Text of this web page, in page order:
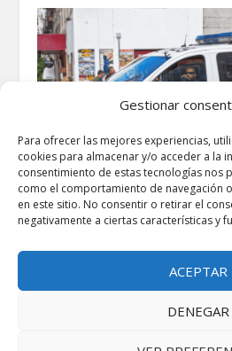
Gestionar
Para ofrecer las mejores experiencias,
cookies para almacenar y/o acceder a la
consentimiento de estas tecnologías nos
como el comportamiento de navegación
en este sitio. No consentir o retirar el
negativamente a ciertas características y
ACEPTAR
DENEGAR
Detienen a menor de 16